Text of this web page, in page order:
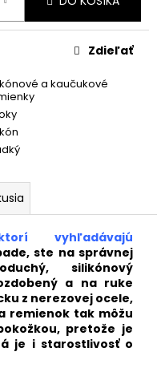
a kaučukové
Zdieľať
vyhľadávajú
ste na správnej
silikónový
a na ruke
z nerezovej ocele,
remienok tak môžu
pretože je
je i starostlivosť o